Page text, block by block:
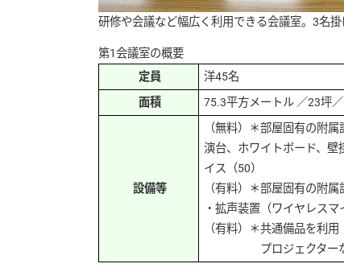
研修や会議など幅広く利用できる会議室。3名
第1会議室の概要
定員
洋45名
面積
75.3平方メートル ／23坪
設備等
（無料）＊部屋固有の附属
演台、ホワイトボード、壁
イス（50）
（有料）＊部屋固有の附属
・拡声装置（ワイヤレス
（有料）＊共通備品を利用
プロジェクターな